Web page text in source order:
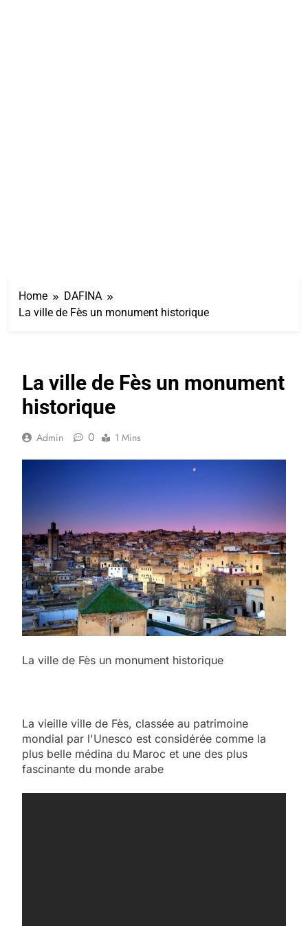
Home
DAFINA
La ville de Fès un monument historique
La ville de Fès un monument
historique
Admin 0 1 Mins
La ville de Fès un monument historique
La vieille ville de Fès, classée au patrimoine
mondial par l'Unesco est considérée comme la
plus belle médina du Maroc et une des plus
fascinante du monde arabe